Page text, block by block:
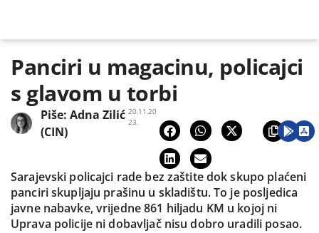
Panciri u magacinu, policajci
s glavom u torbi
20.11.20
23.
Piše: Adna Zilić
(CIN)
Sarajevski policajci rade bez zaštite dok skupo plaćeni
panciri skupljaju prašinu u skladištu. To je posljedica
javne nabavke, vrijedne 861 hiljadu KM u kojoj ni
Uprava policije ni dobavljač nisu dobro uradili posao.